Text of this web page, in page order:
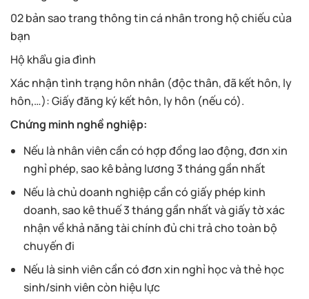
02 bản sao trang thông tin cá nhân trong hộ chiếu của
bạn
Hộ khẩu gia đình
Xác nhận tình trạng hôn nhân (độc thân, đã kết hôn, ly
hôn,…): Giấy đăng ký kết hôn, ly hôn (nếu có).
Chứng minh nghề nghiệp:
Nếu là nhân viên cần có hợp đồng lao động, đơn xin
nghỉ phép, sao kê bảng lương 3 tháng gần nhất
Nếu là chủ doanh nghiệp cần có giấy phép kinh
doanh, sao kê thuế 3 tháng gần nhất và giấy tờ xác
nhận về khả năng tài chính đủ chi trả cho toàn bộ
chuyến đi
Nếu là sinh viên cần có đơn xin nghỉ học và thẻ học
sinh/sinh viên còn hiệu lực